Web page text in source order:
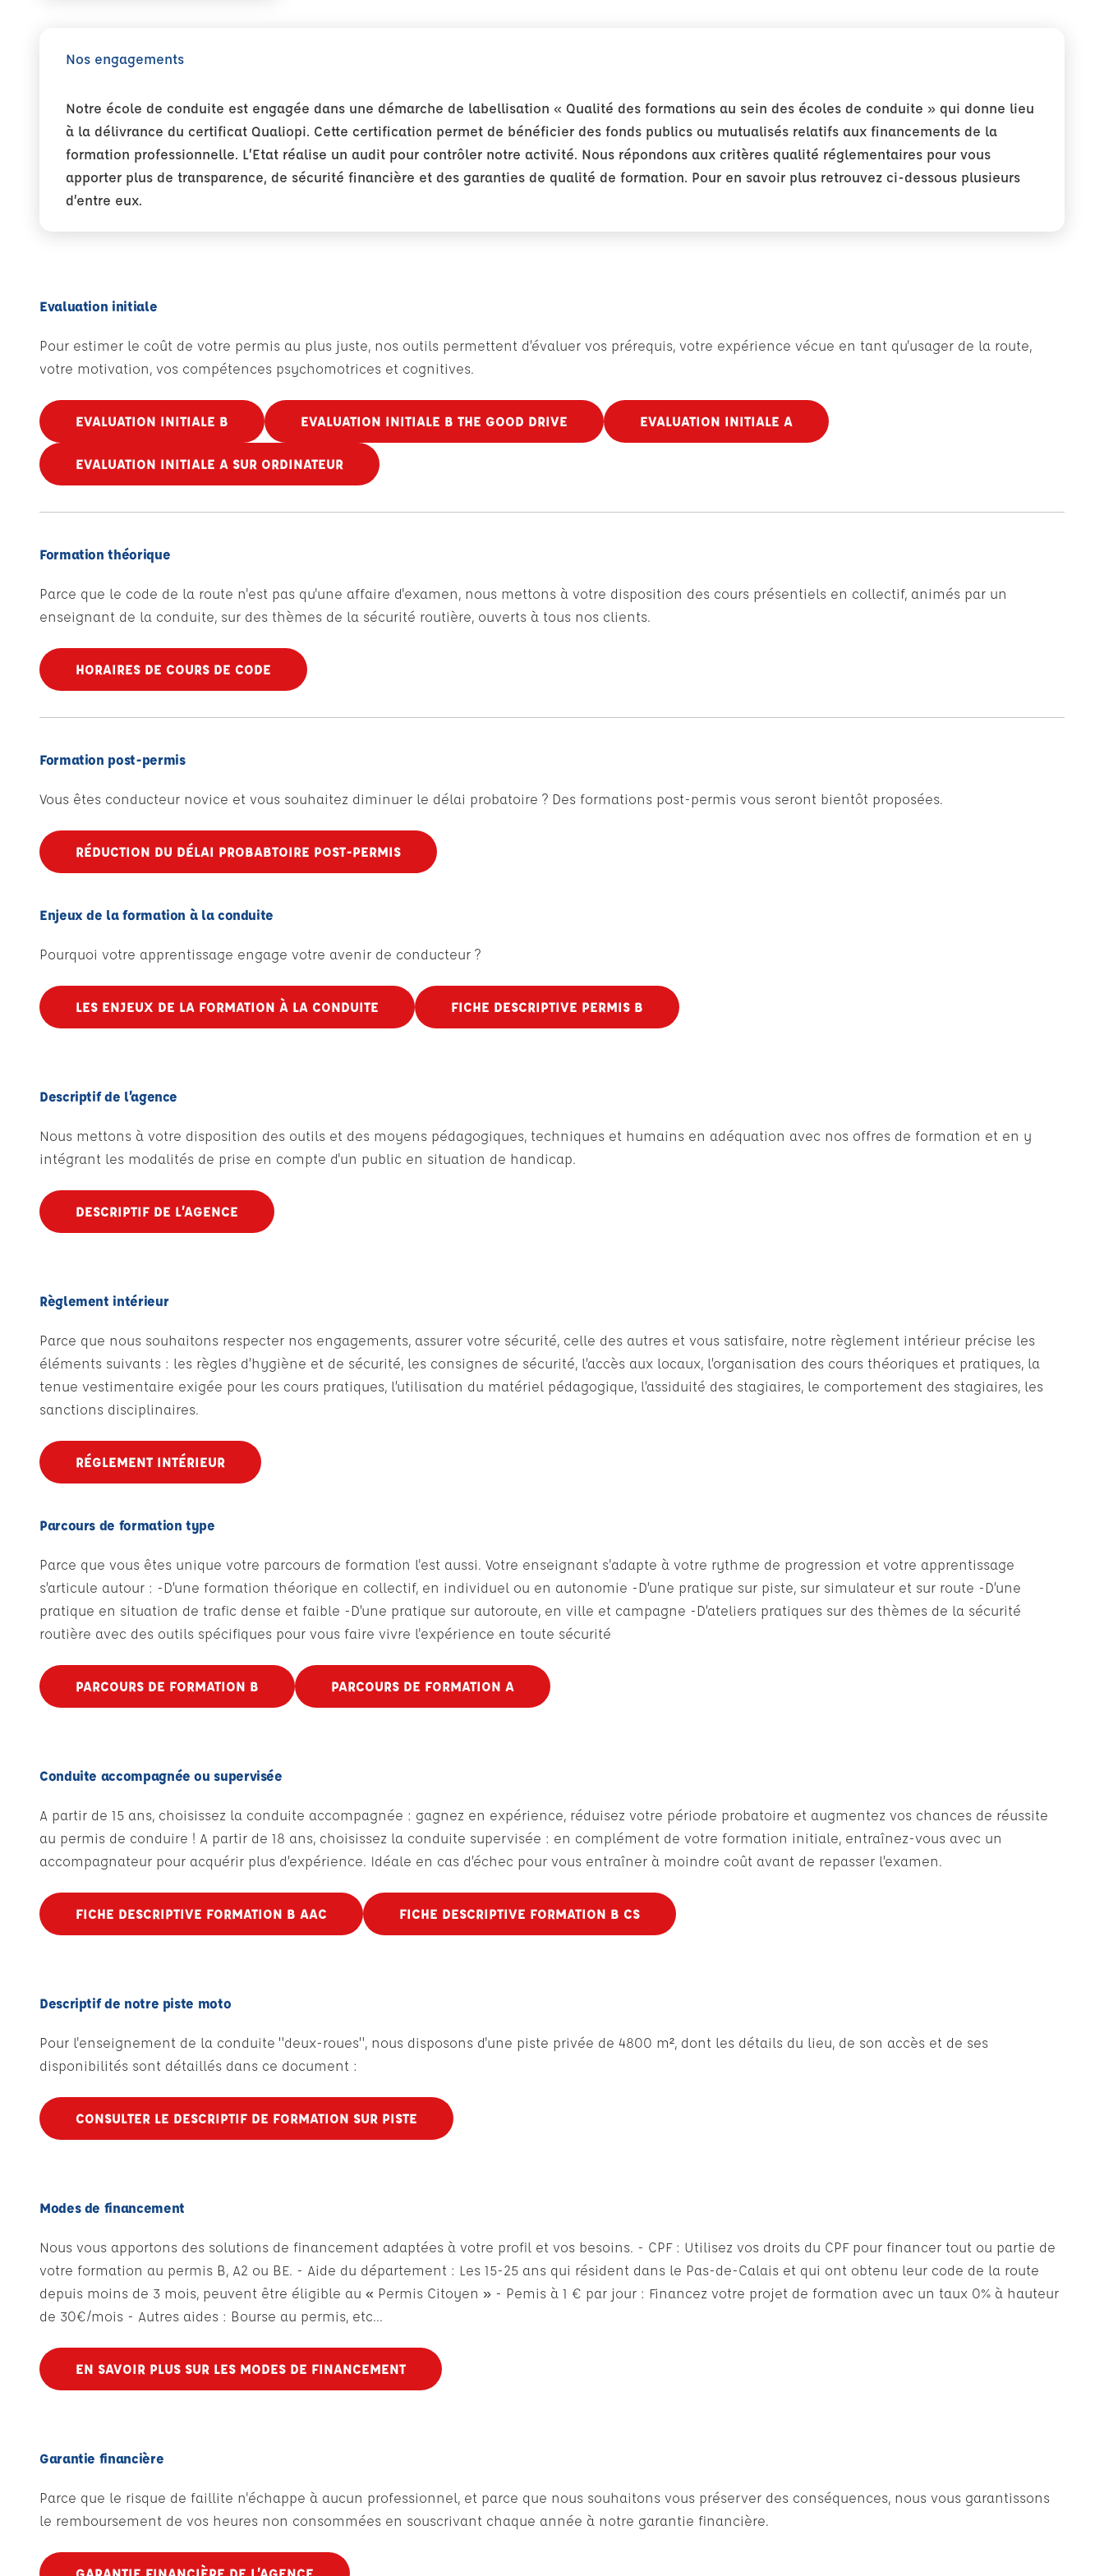
Nos engagements
Notre école de conduite est engagée dans une démarche de labellisation « Qualité des formations au sein des écoles de conduite » qui donne lieu
à la délivrance du certificat Qualiopi. Cette certification permet de bénéficier des fonds publics ou mutualisés relatifs aux financements de la
formation professionnelle. L’Etat réalise un audit pour contrôler notre activité. Nous répondons aux critères qualité réglementaires pour vous
apporter plus de transparence, de sécurité financière et des garanties de qualité de formation. Pour en savoir plus retrouvez ci-dessous plusieurs
d’entre eux.
Evaluation initiale
Pour estimer le coût de votre permis au plus juste, nos outils permettent d’évaluer vos prérequis, votre expérience vécue en tant qu'usager de la route,
votre motivation, vos compétences psychomotrices et cognitives.
EVALUATION INITIALE B EVALUATION INITIALE B THE GOOD DRIVE EVALUATION INITIALE A
EVALUATION INITIALE A SUR ORDINATEUR
Formation théorique
Parce que le code de la route n'est pas qu'une affaire d'examen, nous mettons à votre disposition des cours présentiels en collectif, animés par un
enseignant de la conduite, sur des thèmes de la sécurité routière, ouverts à tous nos clients.
HORAIRES DE COURS DE CODE
Formation post-permis
Vous êtes conducteur novice et vous souhaitez diminuer le délai probatoire ? Des formations post-permis vous seront bientôt proposées.
RÉDUCTION DU DÉLAI PROBABTOIRE POST-PERMIS
Enjeux de la formation à la conduite
Pourquoi votre apprentissage engage votre avenir de conducteur ?
LES ENJEUX DE LA FORMATION À LA CONDUITE FICHE DESCRIPTIVE PERMIS B
Descriptif de l’agence
Nous mettons à votre disposition des outils et des moyens pédagogiques, techniques et humains en adéquation avec nos offres de formation et en y
intégrant les modalités de prise en compte d'un public en situation de handicap.
DESCRIPTIF DE L’AGENCE
Règlement intérieur
Parce que nous souhaitons respecter nos engagements, assurer votre sécurité, celle des autres et vous satisfaire, notre règlement intérieur précise les
éléments suivants : les règles d’hygiène et de sécurité, les consignes de sécurité, l’accès aux locaux, l’organisation des cours théoriques et pratiques, la
tenue vestimentaire exigée pour les cours pratiques, l’utilisation du matériel pédagogique, l’assiduité des stagiaires, le comportement des stagiaires, les
sanctions disciplinaires.
RÉGLEMENT INTÉRIEUR
Parcours de formation type
Parce que vous êtes unique votre parcours de formation l'est aussi. Votre enseignant s'adapte à votre rythme de progression et votre apprentissage
s’articule autour : -D’une formation théorique en collectif, en individuel ou en autonomie -D’une pratique sur piste, sur simulateur et sur route -D’une
pratique en situation de trafic dense et faible -D’une pratique sur autoroute, en ville et campagne -D’ateliers pratiques sur des thèmes de la sécurité
routière avec des outils spécifiques pour vous faire vivre l'expérience en toute sécurité
PARCOURS DE FORMATION B PARCOURS DE FORMATION A
Conduite accompagnée ou supervisée
A partir de 15 ans, choisissez la conduite accompagnée : gagnez en expérience, réduisez votre période probatoire et augmentez vos chances de réussite
au permis de conduire ! A partir de 18 ans, choisissez la conduite supervisée : en complément de votre formation initiale, entraînez-vous avec un
accompagnateur pour acquérir plus d’expérience. Idéale en cas d’échec pour vous entraîner à moindre coût avant de repasser l’examen.
FICHE DESCRIPTIVE FORMATION B AAC FICHE DESCRIPTIVE FORMATION B CS
Descriptif de notre piste moto
Pour l'enseignement de la conduite "deux-roues", nous disposons d'une piste privée de 4800 m², dont les détails du lieu, de son accès et de ses
disponibilités sont détaillés dans ce document :
CONSULTER LE DESCRIPTIF DE FORMATION SUR PISTE
Modes de financement
Nous vous apportons des solutions de financement adaptées à votre profil et vos besoins. - CPF : Utilisez vos droits du CPF pour financer tout ou partie de
votre formation au permis B, A2 ou BE. - Aide du département : Les 15-25 ans qui résident dans le Pas-de-Calais et qui ont obtenu leur code de la route
depuis moins de 3 mois, peuvent être éligible au « Permis Citoyen » - Pemis à 1 € par jour : Financez votre projet de formation avec un taux 0% à hauteur
de 30€/mois - Autres aides : Bourse au permis, etc...
EN SAVOIR PLUS SUR LES MODES DE FINANCEMENT
Garantie financière
Parce que le risque de faillite n'échappe à aucun professionnel, et parce que nous souhaitons vous préserver des conséquences, nous vous garantissons
le remboursement de vos heures non consommées en souscrivant chaque année à notre garantie financière.